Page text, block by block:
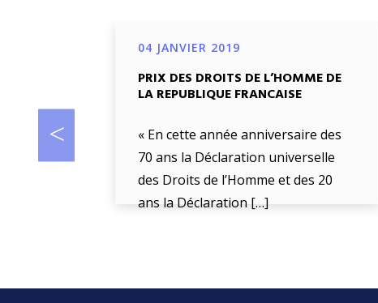
04 JANVIER 2019
PRIX DES DROITS DE L’HOMME DE
LA REPUBLIQUE FRANCAISE
« En cette année anniversaire des
70 ans la Déclaration universelle
des Droits de l’Homme et des 20
ans la Déclaration […]